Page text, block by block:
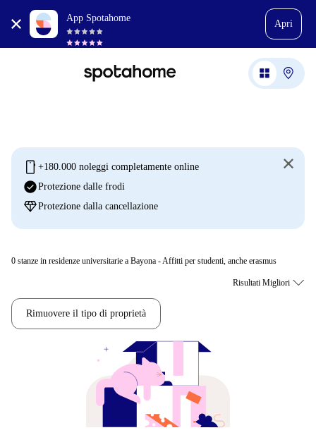
App Spotahome
Apri
mobile +180.000 noleggi completamente online
check_circleProtezione dalle frodi
diamondProtezione dalla cancellazione
0 stanze in residenze universitarie a Bayona - Affitti per studenti, anche erasmus
Rimuovere il tipo di proprietà